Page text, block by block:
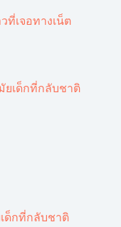
ที่เจอทางเน็ต
ด็กที่กลับชาติ